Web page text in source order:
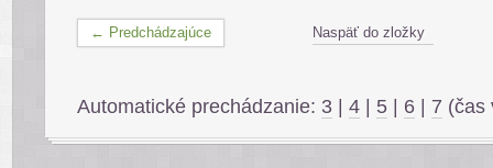
← Predchádzajúce Naspäť do zložky
Automatické prechádzanie: 3 4 5 6 7 (čas